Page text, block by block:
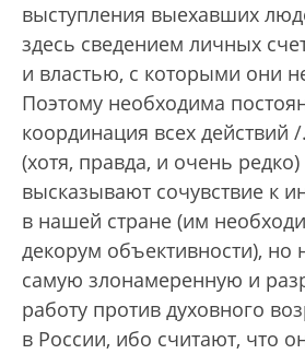
выступления выехавших
здесь сведением личных
и властью, с которыми они
Поэтому необходима
координация всех действий
(хотя, правда, и очень
высказывают сочувствие к
в нашей стране (им
декорум объективности), но
самую злонамеренную и
работу против духовного
в России, ибо считают, что